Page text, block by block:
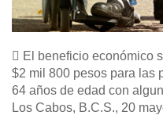
 El beneficio económico
$2 mil 800 pesos para las
64 años de edad con
Los Cabos, B.C.S., 20